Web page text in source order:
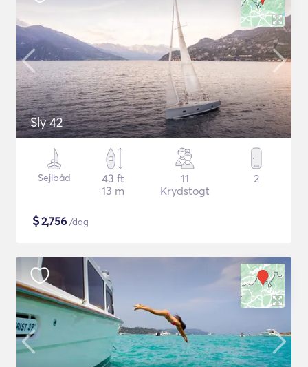
Sly 42
Sejlbåd
43 ft
13 m
11
Krydstogt
2
$2,756 /dag